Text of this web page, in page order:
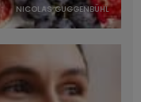
NICOLAS GUGGENBÜHL